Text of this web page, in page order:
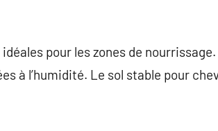
pour les zones de
à l’humidité. Le sol stable pour